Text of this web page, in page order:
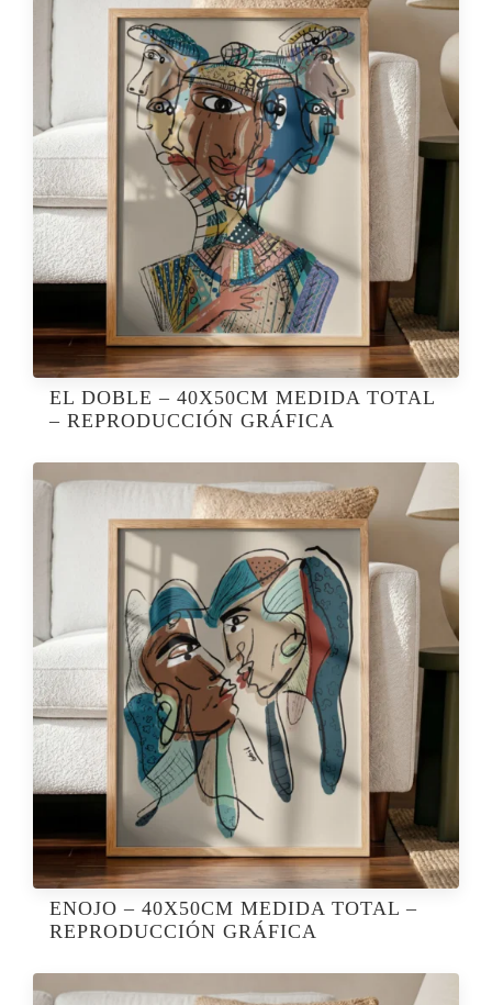
EL DOBLE – 40X50CM MEDIDA TOTAL
– REPRODUCCIÓN GRÁFICA
ENOJO – 40X50CM MEDIDA TOTAL –
REPRODUCCIÓN GRÁFICA